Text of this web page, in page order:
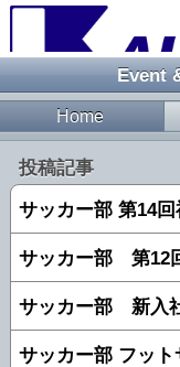
Event
Home
投稿記事
サッカー部 第14
サッカー部 第12
サッカー部 新入
サッカー部 フッ